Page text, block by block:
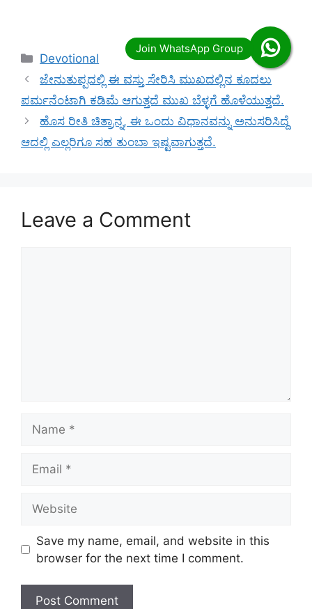
Categories
Devotional
ಜೇನುತುಪ್ಪದಲ್ಲಿ ಈ ವಸ್ತು ಸೇರಿಸಿ ಮುಖದಲ್ಲಿನ ಕೂದಲು
ಪರ್ಮನೆಂಟಾಗಿ ಕಡಿಮೆ ಆಗುತ್ತದೆ ಮುಖ ಬೆಳ್ಳಗೆ ಹೊಳೆಯುತ್ತದೆ.
ಹೊಸ ರೀತಿ ಚಿತ್ರಾನ್ನ, ಈ ಒಂದು ವಿಧಾನವನ್ನು ಅನುಸರಿಸಿದ್ದೆ
ಆದಲ್ಲಿ ಎಲ್ಲರಿಗೂ ಸಹ ತುಂಬಾ ಇಷ್ಟವಾಗುತ್ತದೆ.
Leave a Comment
Save my name, email, and website in this
browser for the next time I comment.